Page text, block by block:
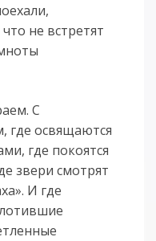
не встретят
С
где освящаются
где покоятся
звери смотрят
И где